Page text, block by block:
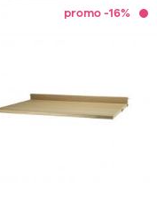
promo -16%